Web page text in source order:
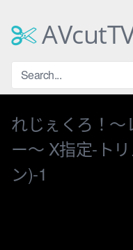
content
れじぇくろ！〜
ー〜 X指定-ト
ン)-1